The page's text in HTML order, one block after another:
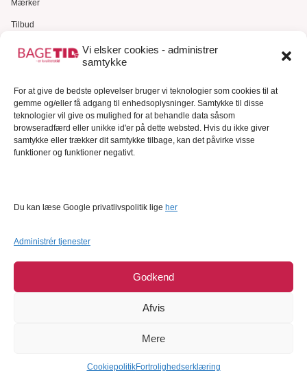
Vi elsker cookies - administrer
samtykke
For at give de bedste oplevelser bruger vi teknologier som cookies til at
gemme og/eller få adgang til enhedsoplysninger. Samtykke til disse
teknologier vil give os mulighed for at behandle data såsom
browseradfærd eller unikke id'er på dette websted. Hvis du ikke giver
samtykke eller trækker dit samtykke tilbage, kan det påvirke visse
funktioner og funktioner negativt.
Du kan læse Google privatlivspolitik lige her
Administrér tjenester
Godkend
Afvis
Mere
CookiepolitikFortrolighedserklæring
Mærker
Tilbud
Gavekort
Kundeservice
Kundeservice
FAQ – Ofte stillede spørgsmål
Om Bagetid.dk
Se Fødevarestyrelsens smiley-rapporter